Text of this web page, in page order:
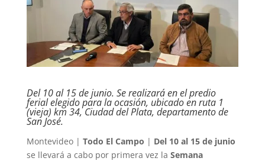
Del 10 al 15 de junio. Se realizará en el predio
ferial elegido para la ocasión, ubicado en ruta 1
(vieja) km 34, Ciudad del Plata, departamento de
San José.
Montevideo | Todo El Campo | Del 10 al 15 de junio
se llevará a cabo por primera vez la Semana